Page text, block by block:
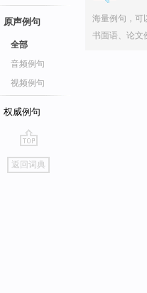
原声例句
全部
音频例句
视频例句
权威例句
go
top
返回词典
海量例句，可
书面语、论文